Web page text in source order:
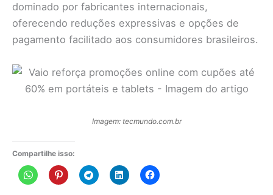
dominado por fabricantes internacionais,
oferecendo reduções expressivas e opções de
pagamento facilitado aos consumidores brasileiros.
Imagem: tecmundo.com.br
Compartilhe isso: